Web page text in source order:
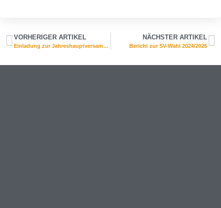
VORHERIGER ARTIKEL
Einladung zur Jahreshauptversammlung des Fördervereins
NÄCHSTER ARTIKEL
Bericht zur SV-Wahl 2024/2025